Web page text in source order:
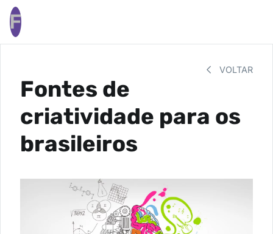
F
VOLTAR
Fontes de
criatividade para os
brasileiros